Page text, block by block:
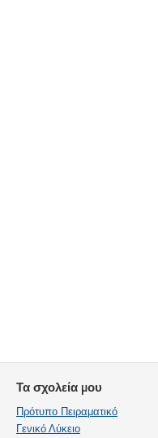
Τα σχολεία μου
Πρότυπο Πειραματικό
Γενικό Λύκειο